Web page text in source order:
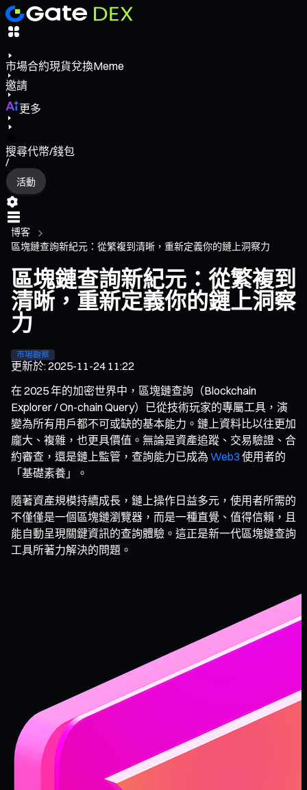
市場合約現貨兌換Meme
邀請
更多
搜尋代幣/錢包
/
活動
博客
區塊鏈查詢新紀元：從繁複到清晰，重新定義你的鏈上洞察力
區塊鏈查詢新紀元：從繁複到
清晰，重新定義你的鏈上洞察
力
市場觀察
更新於:2025-11-24 11:22
在 2025 年的加密世界中，區塊鏈查詢（Blockchain
Explorer / On-chain Query）已從技術玩家的專屬工具，演
變為所有用戶都不可或缺的基本能力。鏈上資料比以往更加
龐大、複雜，也更具價值。無論是資產追蹤、交易驗證、合
約審查，還是鏈上監管，查詢能力已成為 Web3 使用者的
「基礎素養」。
隨著資產規模持續成長，鏈上操作日益多元，使用者所需的
不僅僅是一個區塊鏈瀏覽器，而是一種直覺、值得信賴，且
能自動呈現關鍵資訊的查詢體驗。這正是新一代區塊鏈查詢
工具所著力解決的問題。